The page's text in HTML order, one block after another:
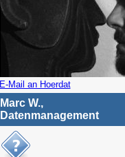
E-Mail an Hoerdat
Marc W.,
Datenmanagement